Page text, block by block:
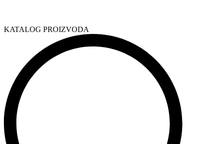
KATALOG PROIZVODA